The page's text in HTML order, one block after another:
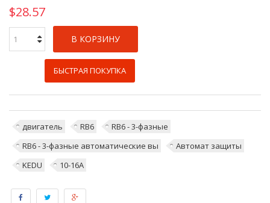
$28.57
В КОРЗИНУ
БЫСТРАЯ ПОКУПКА
двигатель RB6
RB6 - 3-фазные
RB6 - 3-фазные автоматические вы
Автомат защиты
KEDU
10-16A